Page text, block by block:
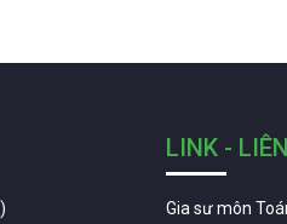
LINK -
Gia sư môn